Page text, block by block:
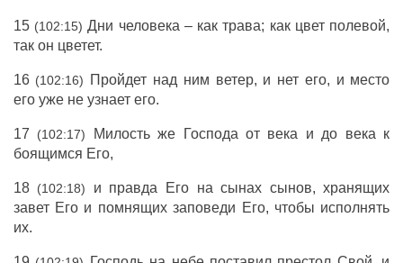
15 (102:15) Дни человека – как трава; как цвет полевой,
так он цветет.
16 (102:16)
Пройдет над ним ветер, и нет его, и место
его уже не узнает его.
17 (102:17)
Милость же Господа от века и до века к
боящимся Его,
18 (102:18)
и правда Его на сынах сынов, хранящих
завет Его и помнящих заповеди Его, чтобы исполнять
их.